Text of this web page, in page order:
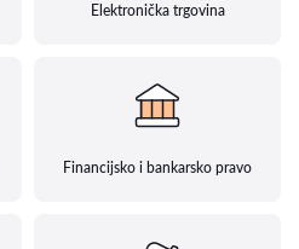
Elektronička trgovina
Financijsko i bankarsko pravo